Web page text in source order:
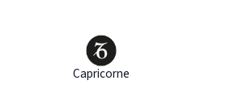
Capricorne